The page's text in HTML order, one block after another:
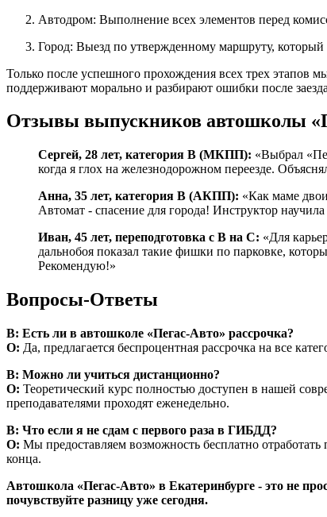
Автодром: Выполнение всех элементов перед
Город: Выезд по утвержденному маршруту,
Только после успешного прохождения всех трех
поддерживают морально и разбирают ошибки после
Отзывы выпускников автошколы
Сергей, 28 лет, категория B (МКПП): «Выбрал
когда я глох на железнодорожном переезде.
Анна, 35 лет, категория B (АКПП): «Как маме
Автомат - спасение для города! Инструктор
Иван, 45 лет, переподготовка с B на C: «Для
дальнобоя показал такие фишки по парковке,
Рекомендую!»
Вопросы-Ответы
В: Есть ли в автошколе «Пегас-Авто» рассрочка?
О: Да, предлагается беспроцентная рассрочка на все
В: Можно ли учиться дистанционно?
О: Теоретический курс полностью доступен в нашей
преподавателями проходят еженедельно.
В: Что если я не сдам с первого раза в ГИБДД?
О: Мы предоставляем возможность бесплатно
конца.
Автошкола «Пегас-Авто» в Екатеринбурге - это не
почувствуйте разницу уже сегодня.